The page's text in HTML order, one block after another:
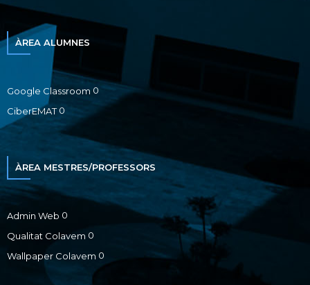
ÀREA ALUMNES
Google Classroom 0
CiberEMAT0
ÀREA MESTRES/PROFESSORS
Admin Web 0
Qualitat Colavem 0
Wallpaper Colavem 0